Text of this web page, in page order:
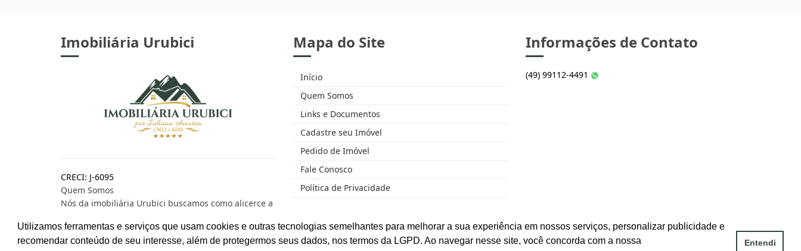
Utilizamos ferramentas e serviços que usam cookies e outras tecnologias semelhantes para melhorar a sua experiência em nossos serviços, personalizar publicidade e
recomendar conteúdo de seu interesse, além de protegermos seus dados, nos termos da LGPD. Ao navegar nesse site, você concorda com a nossa
Entendi
Imobiliária Urubici
CRECI: J-6095
Quem Somos
Nós da imobiliária Urubici buscamos como alicerce a
excelência ao atendimento de nossos clientes.
Prestamos uma assessoria imobiliária focada nas
Mapa do Site
Início
Quem Somos
Links e Documentos
Cadastre seu Imóvel
Pedido de Imóvel
Fale Conosco
Política de Privacidade
Informações de Contato
(49) 99112-4491